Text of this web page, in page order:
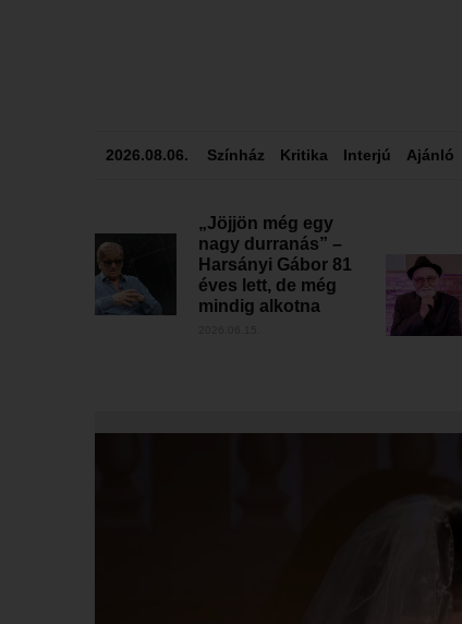
2026.08.06. Színház Kritika Interjú Ajánló
„Jöjjön még egy
nagy durranás” –
Harsányi Gábor 81
éves lett, de még
mindig alkotna